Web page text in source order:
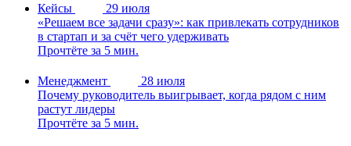
Кейсы
29 июля
«Решаем все задачи сразу»: как привлекать сотрудников
в стартап и за счёт чего удерживать
Прочтёте за 5 мин.
Менеджмент
28 июля
Почему руководитель выигрывает, когда рядом с ним
растут лидеры
Прочтёте за 5 мин.